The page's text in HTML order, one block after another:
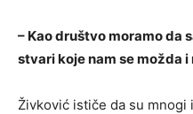
– Kao društvo moramo da
stvari koje nam se možda
Živković ističe da su